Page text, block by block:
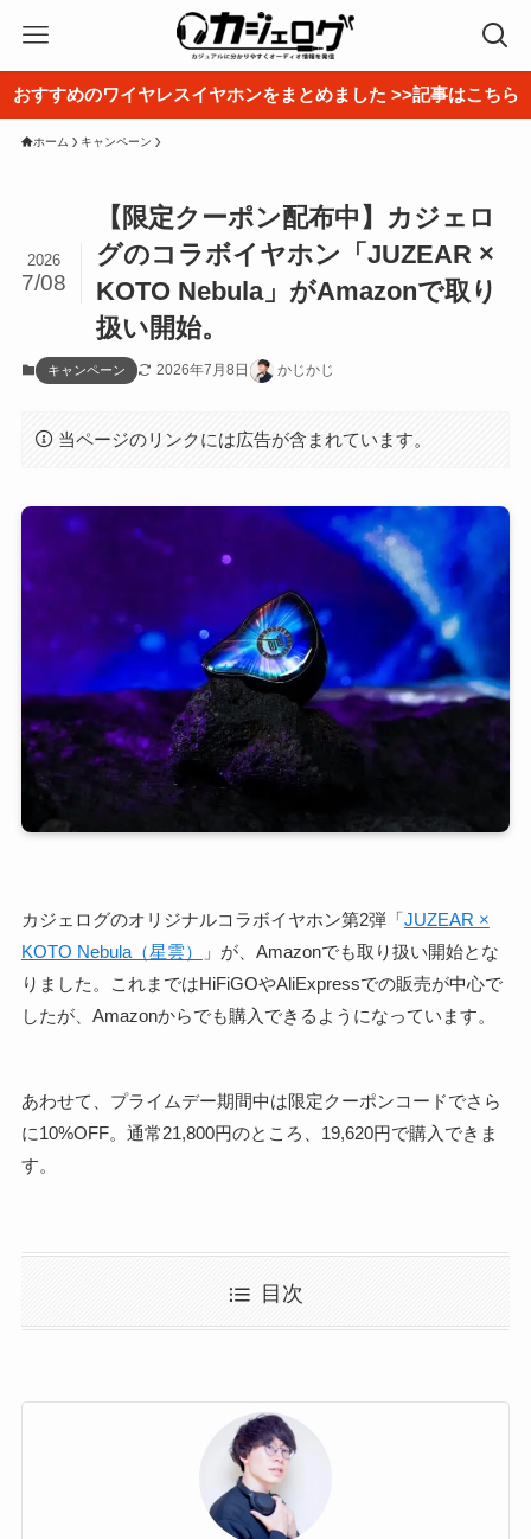
おすすめのワイヤレスイヤホンをまとめました >>記事はこちら
ホーム キャンペーン
【限定クーポン配布中】カジェロ
グのコラボイヤホン「JUZEAR ×
KOTO Nebula」がAmazonで取り
扱い開始。
2026
7/08
キャンペーン 2026年7月8日 かじかじ
当ページのリンクには広告が含まれています。
カジェログのオリジナルコラボイヤホン第2弾「JUZEAR ×
KOTO Nebula（星雲）
」が、Amazonでも取り扱い開始とな
りました。これまではHiFiGOやAliExpressでの販売が中心で
したが、Amazonからでも購入できるようになっています。
あわせて、プライムデー期間中は限定クーポンコードでさら
に10%OFF。通常21,800円のところ、19,620円で購入できま
す。
目次